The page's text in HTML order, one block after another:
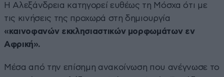
Η Αλεξάνδρεια κατηγορεί ευθέως τη Μόσχα ότι με
τις κινήσεις της προχωρά στη δημιουργία
«καινοφανών εκκλησιαστικών μορφωμάτων εν
Αφρική».
Μέσα από την επίσημη ανακοίνωση που ανέγνωσε το